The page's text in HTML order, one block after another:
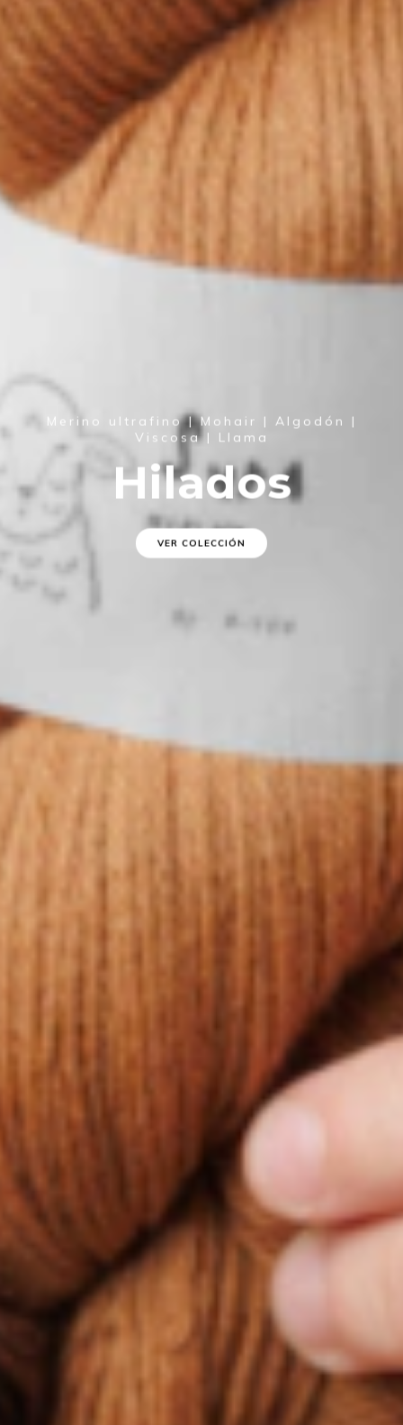
Merino ultrafino | Mohair | Algodón |
Viscosa | Llama
Hilados
VER COLECCIÓN